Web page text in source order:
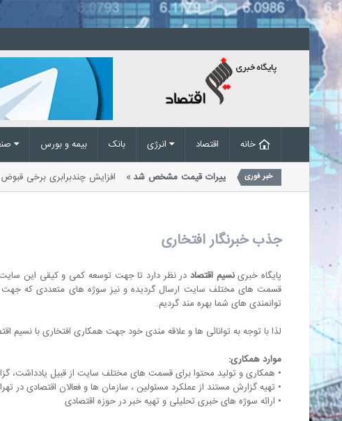
بیمه و بورس بانک اقتصاد
خبر فوری
آب و برق زیر ذره‌بین؛ علت تغییرات قیمت مشخص شد
افزایش چندبرابری برخی
ناشی از رشد محسوس نرخ برای همه...
جذب خبرنگار افتخاری
پایگاه خبرینسیم اقتصاد در نظر دارد تا جهت توسعه کمی و کیقی این سایت
قسمت های مختلف سایت ارسال گردیده و نیز سوژه های متعددی که جهت
توانمندی های شما بهره مند گردیم.
لذا با توجه به توانائی ها و علاقه مندی خود جهت همکاری افتخاری با نسیم
موارد همکاری:
• همکاری و تولید محتوا برای قسمت های مختلف سایت از قبیل یادداشت،
• تهیه گزارش مستند از عملکرد مسئولین ، سازمان ها و فعالان اقتصادی در
• ارائه سوژه های خبری تحلیلی و تهیه خبر در حوزه اقتصادی